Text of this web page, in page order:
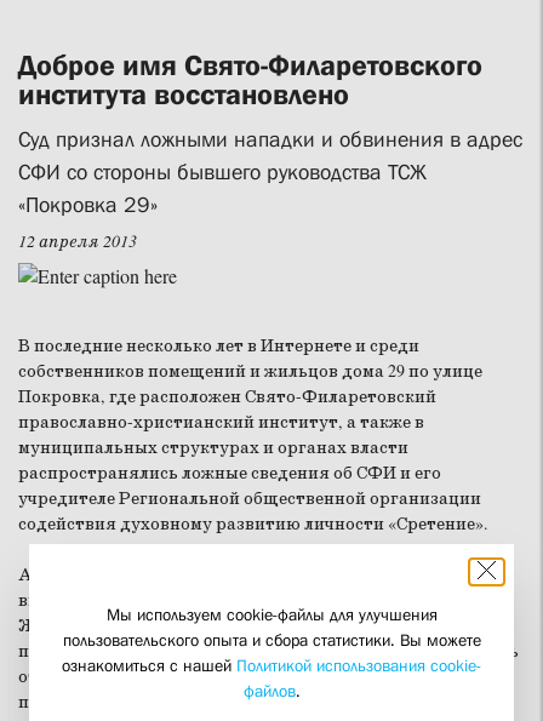
Доброе имя Свято-Филаретовского
института восстановлено
Суд признал ложными нападки и обвинения в адрес
СФИ со стороны бывшего руководства ТСЖ
«Покровка 29»
12 апреля 2013
В последние несколько лет в Интернете и среди
собственников помещений и жильцов дома 29 по улице
Покровка, где расположен Свято-Филаретовский
православно-христианский институт, а также в
муниципальных структурах и органах власти
распространялись ложные сведения об СФИ и его
учредителе Региональной общественной организации
содействия духовному развитию личности «Сретение».
Автором сообщений клеветнического содержания
выступало бывшее руководство ТСЖ «Покровка 29».
Желая всеми правдами и неправдами завладеть
помещениями, которые занимает институт, и не стесняясь
открыто заявлять о своих намерениях, бывший
председатель ТСЖ неустанно распространяла клевету в
Мы используем cookie-файлы для улучшения
пользовательского опыта и сбора статистики. Вы можете
ознакомиться с нашей Политикой использования cookie-
файлов.